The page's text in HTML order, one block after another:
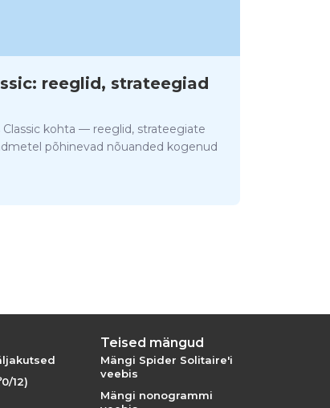
reeglid, strateegiad
kohta — reeglid, strateegiate
põhinevad nõuanded kogenud
12)
Teised mängud
Mängi Spider Solitaire'i
veebis
Mängi nonogrammi